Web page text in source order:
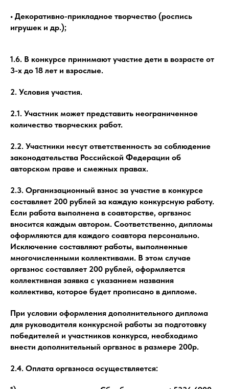
• Декоративно-прикладное творчество (роспись
игрушек и др.);
1.6. В конкурсе принимают участие дети в возрасте от
3-х до 18 лет и взрослые.
2. Условия участия.
2.1. Участник может представить неограниченное
количество творческих работ.
2.2. Участники несут ответственность за соблюдение
законодательства Российской Федерации об
авторском праве и смежных правах.
2.3. Организационный взнос за участие в конкурсе
составляет 200 рублей за каждую конкурсную работу.
Если работа выполнена в соавторстве, оргвзнос
вносится каждым автором. Соответственно, дипломы
оформляются для каждого соавтора персонально.
Исключение составляют работы, выполненные
многочисленными коллективами. В этом случае
оргвзнос составляет 200 рублей, оформляется
коллективная заявка с указанием названия
коллектива, которое будет прописано в дипломе.
При условии оформления дополнительного диплома
для руководителя конкурсной работы за подготовку
победителей и участников конкурса, необходимо
внести дополнительный оргвзнос в размере 200р.
2.4. Оплата оргвзноса осуществляется: